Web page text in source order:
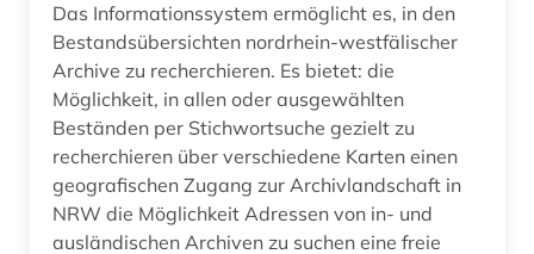
fid anglo-american culture (1)
fid buch-, bibliotheks- und
informationswissenschaft (1)
wissen­schaft (2)
fid ost-, ostmittel- und südosteuropa (2)
Das Informationssystem ermöglicht es, in den
Bestandsübersichten nordrhein-westfälischer
Archive zu recherchieren. Es bietet: die
Möglichkeit, in allen oder ausgewählten
Beständen per Stichwortsuche gezielt zu
recherchieren über verschiedene Karten einen
geografischen Zugang zur Archivlandschaft in
NRW die Möglichkeit Adressen von in- und
ausländischen Archiven zu suchen eine freie